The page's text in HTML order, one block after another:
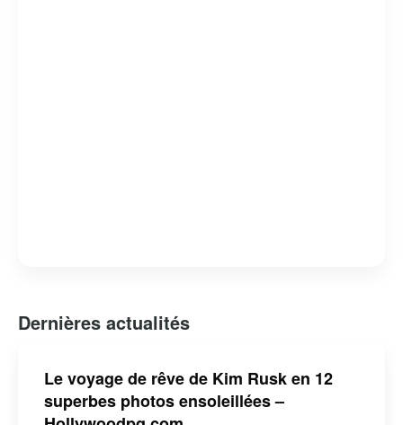
Dernières actualités
Le voyage de rêve de Kim Rusk en 12
superbes photos ensoleillées –